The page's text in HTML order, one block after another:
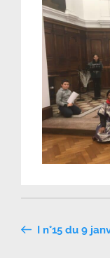
de
I n°15 du 9